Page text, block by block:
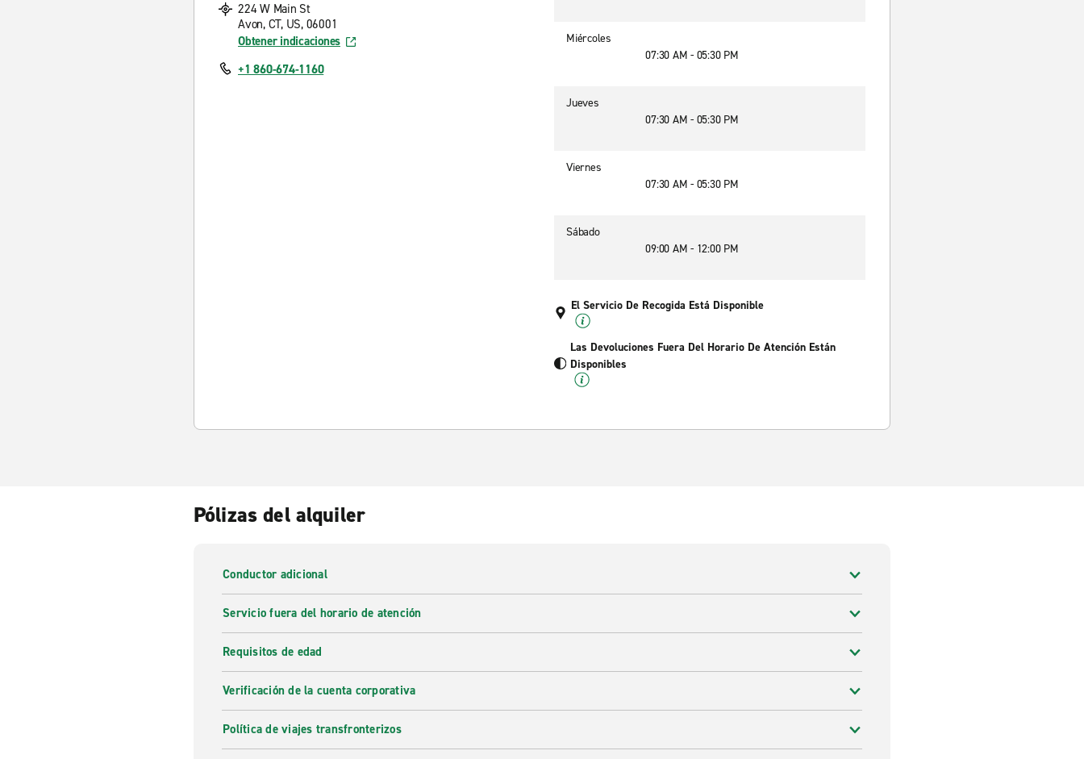
224 W Main St
Avon, CT, US, 06001
Obtener indicaciones
+1 860-674-1160
Miércoles
07:30 AM - 05:30 PM
Jueves
07:30 AM - 05:30 PM
Viernes
07:30 AM - 05:30 PM
Sábado
09:00 AM - 12:00 PM
El Servicio De Recogida Está Disponible
Las Devoluciones Fuera Del Horario De Atención Están
Disponibles
Pólizas del alquiler
Conductor adicional
Servicio fuera del horario de atención
Requisitos de edad
Verificación de la cuenta corporativa
Política de viajes transfronterizos